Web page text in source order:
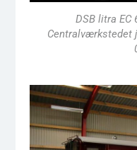
DSB litra EC
Centralværkstedet